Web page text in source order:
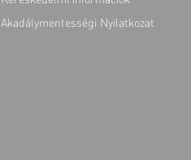
Akadálymentességi Nyilatkozat